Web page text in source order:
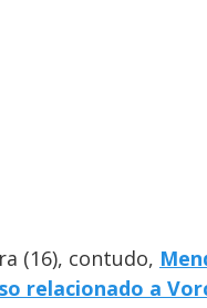
(16), contudo,
relacionado a